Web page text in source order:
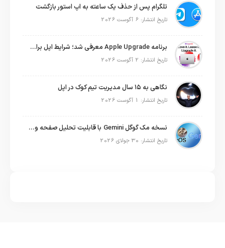
تلگرام پس از حذف یک ساعته به اپ استور بازگشت
تاریخ انتشار: 6 آگوست 2026
برنامه Apple Upgrade معرفی شد؛ شرایط اپل برای اجاره آیفون، آیپد، مک و اپل واچ
تاریخ انتشار: 2 آگوست 2026
نگاهی به ۱۵ سال مدیریت تیم کوک در اپل
تاریخ انتشار: 1 آگوست 2026
نسخه مک گوگل Gemini با قابلیت تحلیل صفحه و دستورات صوتی در به‌روزرسانی جدید
تاریخ انتشار: 30 جولای 2026